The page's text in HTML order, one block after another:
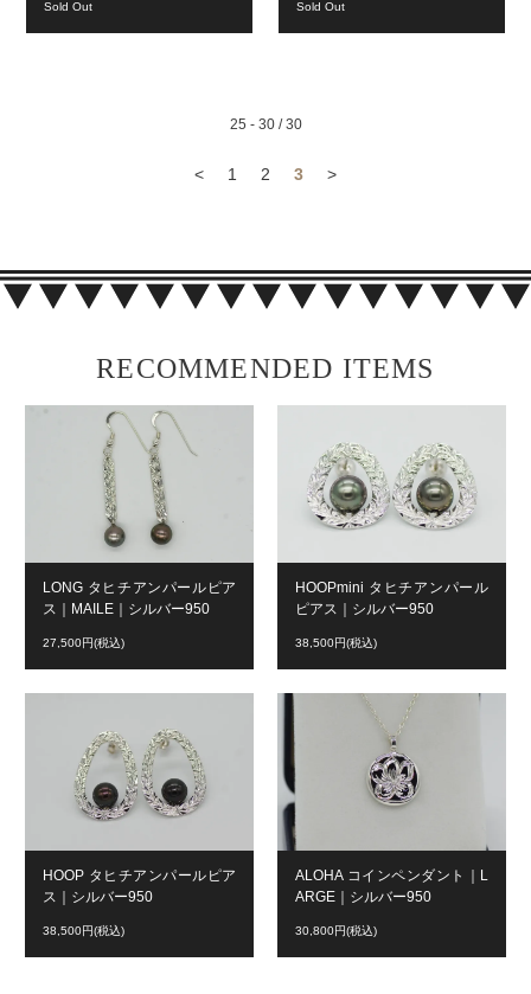
Sold Out Sold Out
25 - 30 / 30
< 1 2 3 >
RECOMMENDED ITEMS
LONG タヒチアンパールピア
ス｜MAILE｜シルバー950
27,500円(税込)
HOOP タヒチアンパールピア
ス｜シルバー950
38,500円(税込)
HOOPmini タヒチアンパール
ピアス｜シルバー950
38,500円(税込)
ALOHA コインペンダント｜L
ARGE｜シルバー950
30,800円(税込)